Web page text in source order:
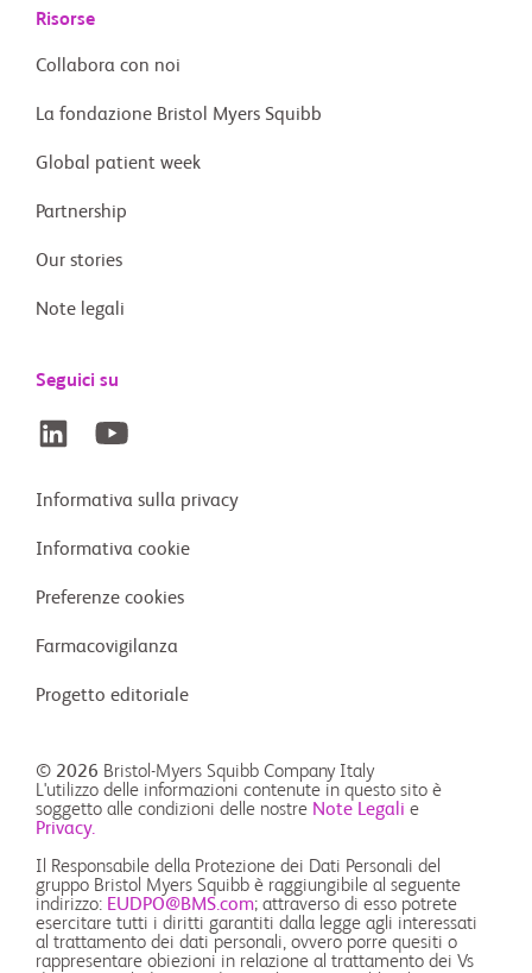
Risorse
Collabora con noi
La fondazione Bristol Myers Squibb
Global patient week
Partnership
Our stories
Note legali
Seguici su
Informativa sulla privacy
Informativa cookie
Preferenze cookies
Farmacovigilanza
Progetto editoriale
© 2026 Bristol-Myers Squibb Company Italy
L'utilizzo delle informazioni contenute in questo sito è
soggetto alle condizioni delle nostre Note Legali e
Privacy.
Il Responsabile della Protezione dei Dati Personali del
gruppo Bristol Myers Squibb è raggiungibile al seguente
indirizzo: EUDPO@BMS.com; attraverso di esso potrete
esercitare tutti i diritti garantiti dalla legge agli interessati
al trattamento dei dati personali, ovvero porre quesiti o
rappresentare obiezioni in relazione al trattamento dei Vs